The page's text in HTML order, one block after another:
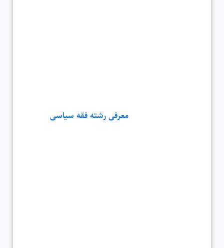
معرفی رشته فقه سیاسی